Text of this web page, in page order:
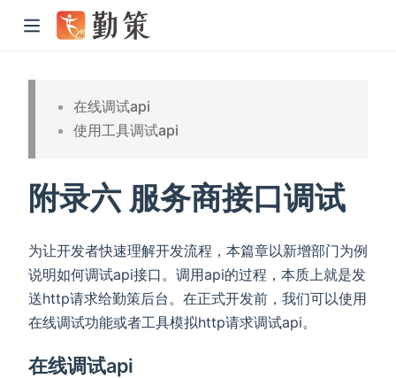
在线调试api
使用工具调试api
附录六 服务商接口调试
为让开发者快速理解开发流程，本篇章以新增部门为例
说明如何调试api接口。调用api的过程，本质上就是发
送http请求给勤策后台。在正式开发前，我们可以使用
在线调试功能或者工具模拟http请求调试api。
在线调试api